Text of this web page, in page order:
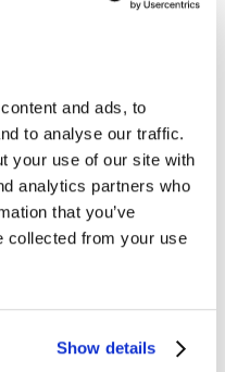
and ads, to
to analyse our traffic.
your use of our site with
analytics partners who
that you’ve
collected from your use
Show details
tarea. Esta
entender la limpieza
es clave para tu
uso real de sus